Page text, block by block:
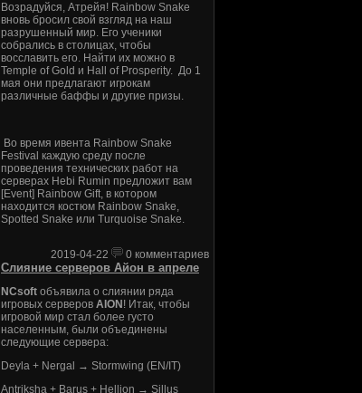
Возрадуйся, Атрейя! Rainbow Snake
вновь бросил свой взгляд на наш
разрушенный мир. Его ученики
собрались в столицах, чтобы
восславить его. Найти их можно в
Temple of Gold и Hall of Prosperity. До 1
мая они предлагают игрокам
различные баффы и другие призы.
Во время ивента Rainbow Snake
Festival каждую среду после
проведения технических работ на
серверах Hebi Rumin предложит вам
[Event] Rainbow Gift, в котором
находится костюм Rainbow Snake,
Spotted Snake или Turquoise Snake.
2019-04-22 0 комментариев
Слияние серверов Айон в апреле
NCsoft объявила о слиянии ряда
игровых серверов AION ! Итак, чтобы
игровой мир стал более густо
населенным, были объединены
следующие сервера:
Deyla + Nergal → Stormwing (EN/IT)
Antriksha + Barus + Hellion → Sillus